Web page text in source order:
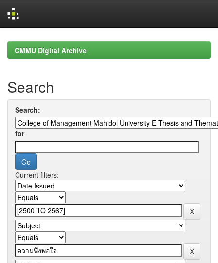
navigationCMMU Digital Archive
Search
Search:
for
Current filters: